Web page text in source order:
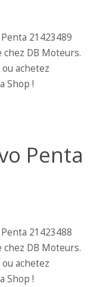
21423489
DB Moteurs.
achetez
Shop !
Penta
21423488
DB Moteurs.
achetez
Shop !